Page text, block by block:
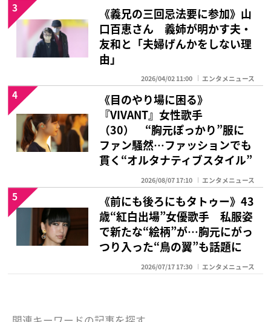
《義兄の三回忌法要に参加》山
口百恵さん 義姉が明かす夫・
友和と「夫婦げんかをしない理
由」
2026/04/02 11:00 エンタメニュース
3
《目のやり場に困る》
『VIVANT』女性歌手
（30） “胸元ぽっかり”服に
ファン騒然…ファッションでも
貫く“オルタナティブスタイル”
2026/08/07 17:10 エンタメニュース
4
《前にも後ろにもタトゥー》43
歳“紅白出場”女優歌手 私服姿
で新たな“絵柄”が…胸元にがっ
つり入った“鳥の翼”も話題に
2026/07/17 17:30 エンタメニュース
5